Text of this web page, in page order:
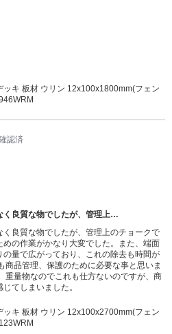
ッキ 板材 ウリン 12x100x1800mm(フェン
認済
く良質な物でしたが、管理上…
良質な物でしたが、管理上のチョークで
の作業がかなり大変でした。また、端面
量で広がっており、これの除去も時間が
商品管理、保護のために必要な事と思いま
重量物なのでこれも仕方ないのですが、商
てしまいました。
ッキ 板材 ウリン 12x100x2700mm(フェン